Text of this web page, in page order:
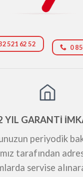
521 62 52 0
YIL GARANTİ
periyodik
tarafından
servise